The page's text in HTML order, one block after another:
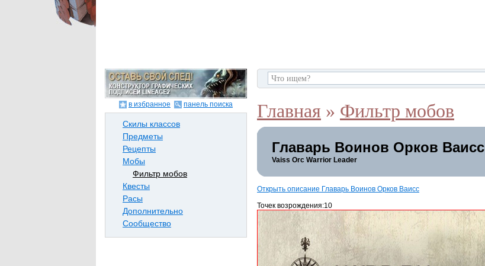
в избранное панель поиска
Скилы классов
Предметы
Рецепты
Мобы
Фильтр мобов
Квесты
Расы
Дополнительно
Сообщество
Главная » Фильтр мобов
Главарь Воинов Орков Ваисс
Vaiss Orc Warrior Leader
Открыть описание Главарь Воинов Орков Ваисс
Точек возрождения:10